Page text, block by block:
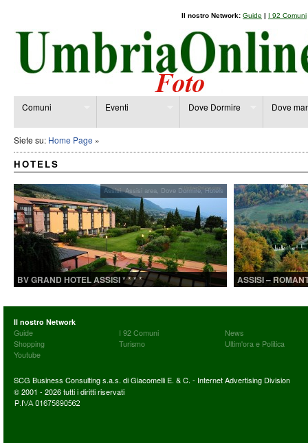
Il nostro Network: Guide | I 92 Comuni
Comuni Eventi Dove Dormire Dove
Siete su: Home Page »
HOTELS
Assisi,Assisi area, Dove Dormire,Hotels
BV GRAND HOTEL ASSISI * * * *
ASSISI –
Il nostro Network
Guide
I 92 Comuni
News
Shopping
Turismo
Ultim'ora e Politica
Youtube
SCG Business Consulting s.a.s. di Giacomelli E. & C. - Internet Advertising Division
© 2001 - 2026 tutti i diritti riservati